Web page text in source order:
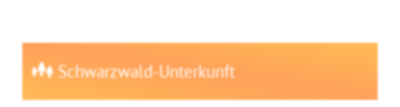
Schwarzwald-Unterkunft